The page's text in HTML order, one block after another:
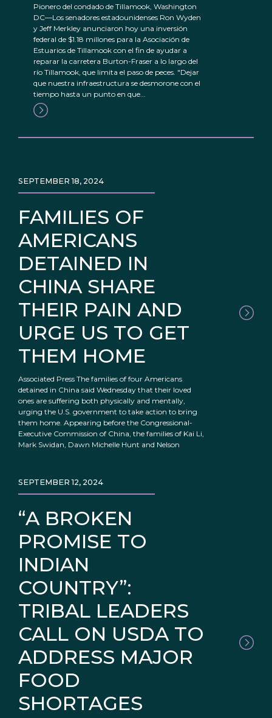
Pionero del condado de Tillamook, Washington
DC—Los senadores estadounidenses Ron Wyden
y Jeff Merkley anunciaron hoy una inversión
federal de $1.18 millones para la Asociación de
Estuarios de Tillamook con el fin de ayudar a
reparar la carretera Burton-Fraser a lo largo del
río Tillamook, que limita el paso de peces. "Dejar
que nuestra infraestructura se desmorone con el
tiempo hasta un punto en que...
FAMILIES OF
AMERICANS
DETAINED IN
CHINA SHARE
THEIR PAIN AND
URGE US TO GET
THEM HOME
SEPTEMBER 18, 2024
Associated Press The families of four Americans
detained in China said Wednesday that their loved
ones are suffering both physically and mentally,
urging the U.S. government to take action to bring
them home. Appearing before the Congressional-
Executive Commission of China, the families of Kai Li,
Mark Swidan, Dawn Michelle Hunt and Nelson
“A BROKEN
PROMISE TO
INDIAN
COUNTRY”:
TRIBAL LEADERS
CALL ON USDA TO
ADDRESS MAJOR
FOOD
SHORTAGES
SEPTEMBER 12, 2024